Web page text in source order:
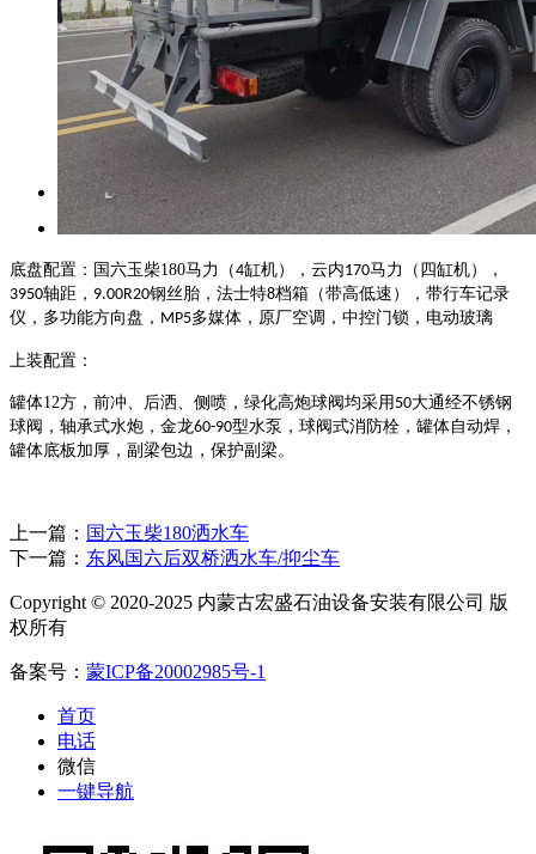
底盘配置：国六玉柴180马力（4缸机），云内170马力（四缸机），
3950轴距， 9.00R20钢丝胎，法士特8档箱（带高低速），带行车记录
仪，多功能方向盘， MP5多媒体，原厂空调，中控门锁，电动玻璃
上装配置：
罐体12方，前冲、后洒、侧喷，绿化高炮球阀均采用 50大通经不锈钢
球阀，轴承式水炮，金龙60-90型水泵，球阀式消防栓，罐体自动焊，
罐体底板加厚，副梁包边，保护副梁。
上一篇： 国六玉柴180洒水车
下一篇： 东风国六后双桥洒水车/抑尘车
Copyright © 2020-2025 内蒙古宏盛石油设备安装有限公司 版
权所有
备案号： 蒙ICP备20002985号-1
首页
电话
微信
一键导航